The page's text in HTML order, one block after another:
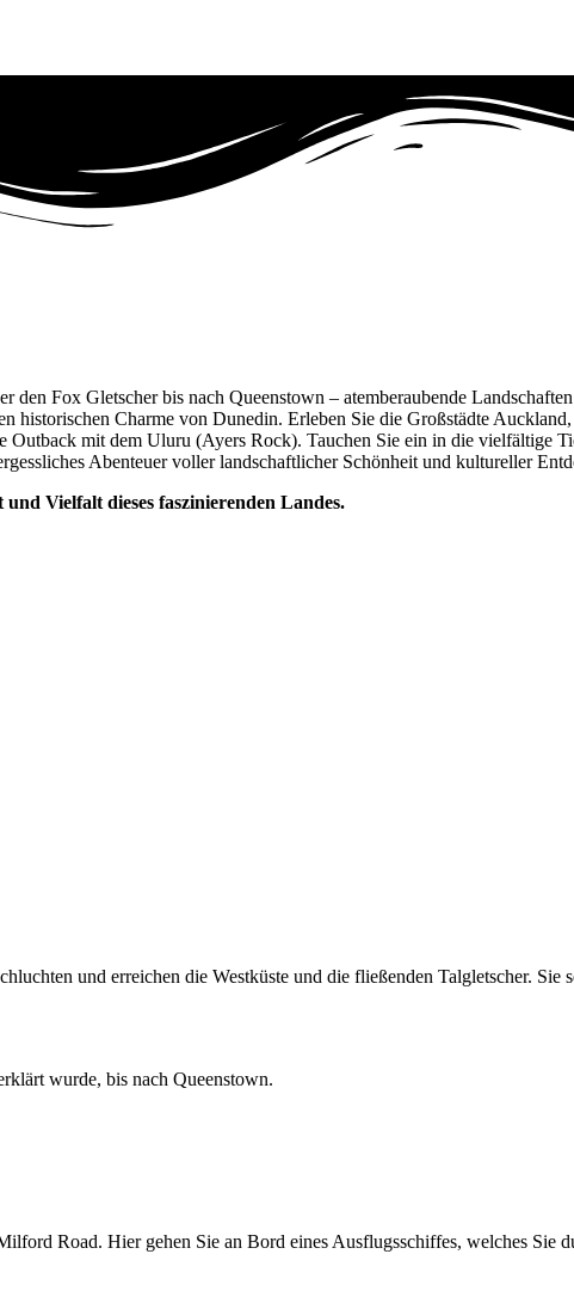
Fox Gletscher bis nach Queenstown – atemberaubende
historischen Charme von Dunedin. Erleben Sie die Großstädte
Outback mit dem Uluru (Ayers Rock). Tauchen Sie ein in die vielfältige
Abenteuer voller landschaftlicher Schönheit und kultureller
Vielfalt dieses faszinierenden Landes.
und erreichen die Westküste und die fließenden Talgletscher. Sie
wurde, bis nach Queenstown.
Road. Hier gehen Sie an Bord eines Ausflugsschiffes, welches Sie